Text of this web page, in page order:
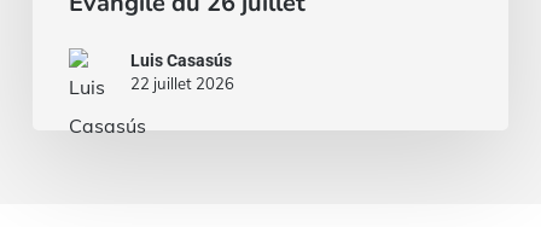
Luis Casasús
22 juillet 2026